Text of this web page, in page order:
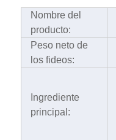
Nombre del
producto:
Peso neto de
los fideos:
Ingrediente
principal: